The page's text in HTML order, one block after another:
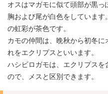
オスはマガモに似て頭部が黒
胸および尾が白色をしていま
の虹彩が茶色です。
カモの仲間は、晩秋から初冬に
れをエクリプスといいます。
ハシビロガモは、エクリプスを
ので、メスと区別できます。